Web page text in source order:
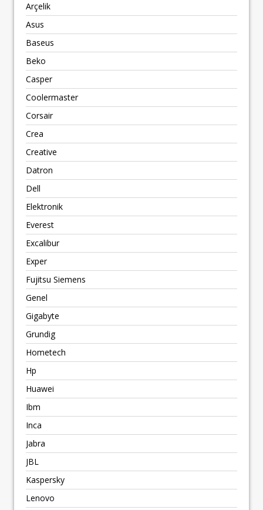
Arçelik
Asus
Baseus
Beko
Casper
Coolermaster
Corsair
Crea
Creative
Datron
Dell
Elektronik
Everest
Excalibur
Exper
Fujitsu Siemens
Genel
Gigabyte
Grundig
Hometech
Hp
Huawei
Ibm
Inca
Jabra
JBL
Kaspersky
Lenovo